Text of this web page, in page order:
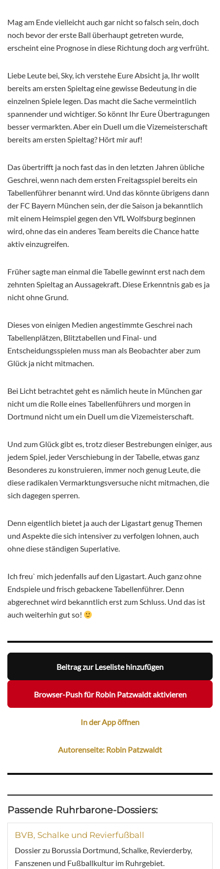
Mag am Ende vielleicht auch gar nicht so falsch sein, doch
noch bevor der erste Ball überhaupt getreten wurde,
erscheint eine Prognose in diese Richtung doch arg verfrüht.
Liebe Leute bei, Sky, ich verstehe Eure Absicht ja, Ihr wollt
bereits am ersten Spieltag eine gewisse Bedeutung in die
einzelnen Spiele legen. Das macht die Sache vermeintlich
spannender und wichtiger. So könnt Ihr Eure Übertragungen
besser vermarkten. Aber ein Duell um die Vizemeisterschaft
bereits am ersten Spieltag? Hört mir auf!
Das übertrifft ja noch fast das in den letzten Jahren übliche
Geschrei, wenn nach dem ersten Freitagsspiel bereits ein
Tabellenführer benannt wird. Und das könnte übrigens dann
der FC Bayern München sein, der die Saison ja bekanntlich
mit einem Heimspiel gegen den VfL Wolfsburg beginnen
wird, ohne das ein anderes Team bereits die Chance hatte
aktiv einzugreifen.
Früher sagte man einmal die Tabelle gewinnt erst nach dem
zehnten Spieltag an Aussagekraft. Diese Erkenntnis gab es ja
nicht ohne Grund.
Dieses von einigen Medien angestimmte Geschrei nach
Tabellenplätzen, Blitztabellen und Final- und
Entscheidungsspielen muss man als Beobachter aber zum
Glück ja nicht mitmachen.
Bei Licht betrachtet geht es nämlich heute in München gar
nicht um die Rolle eines Tabellenführers und morgen in
Dortmund nicht um ein Duell um die Vizemeisterschaft.
Und zum Glück gibt es, trotz dieser Bestrebungen einiger, aus
jedem Spiel, jeder Verschiebung in der Tabelle, etwas ganz
Besonderes zu konstruieren, immer noch genug Leute, die
diese radikalen Vermarktungsversuche nicht mitmachen, die
sich dagegen sperren.
Denn eigentlich bietet ja auch der Ligastart genug Themen
und Aspekte die sich intensiver zu verfolgen lohnen, auch
ohne diese ständigen Superlative.
Ich freu` mich jedenfalls auf den Ligastart. Auch ganz ohne
Endspiele und frisch gebackene Tabellenführer. Denn
abgerechnet wird bekanntlich erst zum Schluss. Und das ist
auch weiterhin gut so!
Beitrag zur Leseliste hinzufügen
Browser-Push für Robin Patzwaldt aktivieren
In der App öffnen
Autorenseite: Robin Patzwaldt
Passende Ruhrbarone-Dossiers:
BVB, Schalke und Revierfußball
Dossier zu Borussia Dortmund, Schalke, Revierderby,
Fanszenen und Fußballkultur im Ruhrgebiet.